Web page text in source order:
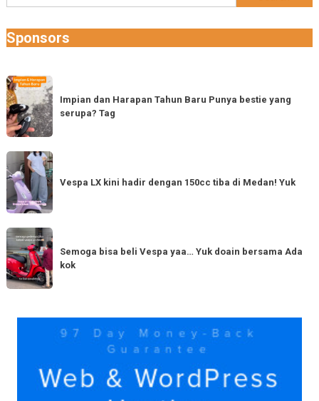
for:
Sponsors
Impian
dan
Harapan
Tahun
Baru
Punya
bestie
yang
Tag
Impian dan Harapan Tahun Baru Punya bestie yang
serupa? Tag
Vespa
LX
kini
hadir
dengan
150cc
tiba
di
Vespa LX kini hadir dengan 150cc tiba di Medan! Yuk
Semoga
bisa
beli
Vespa
Yuk
Semoga bisa beli Vespa yaa… Yuk doain bersama Ada
kok